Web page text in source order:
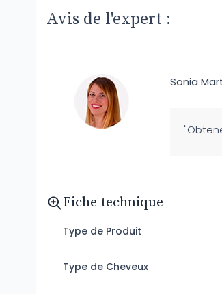
Avis de l'expert :
Sonia
Fiche technique
Type de Produit
Type de Cheveux